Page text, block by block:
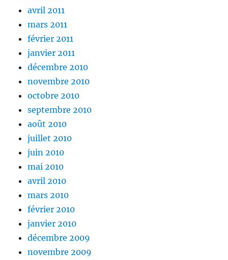
avril 2011
mars 2011
février 2011
janvier 2011
décembre 2010
novembre 2010
octobre 2010
septembre 2010
août 2010
juillet 2010
juin 2010
mai 2010
avril 2010
mars 2010
février 2010
janvier 2010
décembre 2009
novembre 2009